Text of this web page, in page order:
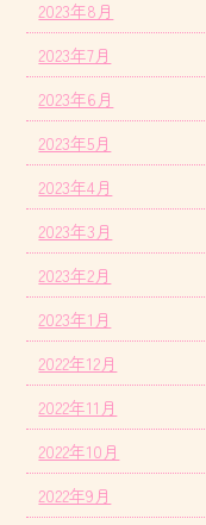
2023年8月
2023年7月
2023年6月
2023年5月
2023年4月
2023年3月
2023年2月
2023年1月
2022年12月
2022年11月
2022年10月
2022年9月